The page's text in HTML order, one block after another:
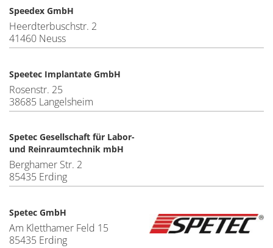
Speedex GmbH
Heerdterbuschstr. 2
41460 Neuss
Speetec Implantate GmbH
Rosenstr. 25
38685 Langelsheim
Spetec Gesellschaft für Labor-
und Reinraumtechnik mbH
Berghamer Str. 2
85435 Erding
Spetec GmbH
Am Kletthamer Feld 15
85435 Erding